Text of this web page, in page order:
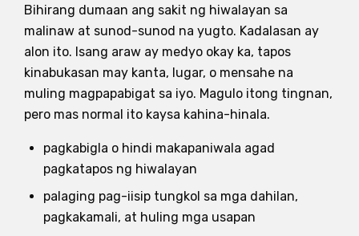
Bihirang dumaan ang sakit ng hiwalayan sa
malinaw at sunod-sunod na yugto. Kadalasan ay
alon ito. Isang araw ay medyo okay ka, tapos
kinabukasan may kanta, lugar, o mensahe na
muling magpapabigat sa iyo. Magulo itong tingnan,
pero mas normal ito kaysa kahina-hinala.
pagkabigla o hindi makapaniwala agad
pagkatapos ng hiwalayan
palaging pag-iisip tungkol sa mga dahilan,
pagkakamali, at huling mga usapan